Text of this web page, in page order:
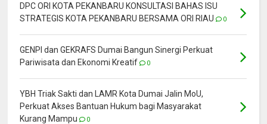
DPC ORI KOTA PEKANBARU KONSULTASI BAHAS ISU
STRATEGIS KOTA PEKANBARU BERSAMA ORI RIAU
0
GENPI dan GEKRAFS Dumai Bangun Sinergi Perkuat
Pariwisata dan Ekonomi Kreatif
0
YBH Triak Sakti dan LAMR Kota Dumai Jalin MoU,
Perkuat Akses Bantuan Hukum bagi Masyarakat
Kurang Mampu
0